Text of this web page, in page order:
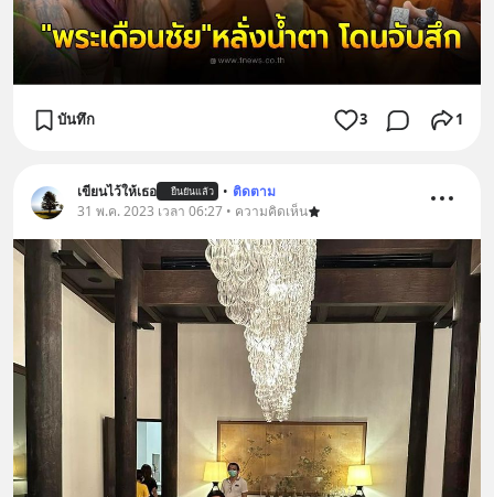
บันทึก 3 1
เขียนไว้ให้เธอ ยืนยันแล้ว • ติดตาม
31 พ.ค. 2023 เวลา 06:27 • ความคิดเห็น